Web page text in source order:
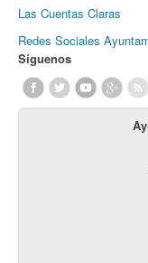
Las Cuentas Claras
Redes Sociales
Síguenos